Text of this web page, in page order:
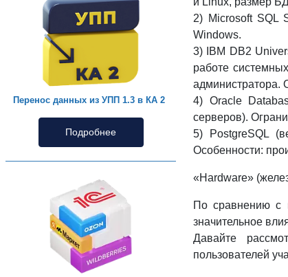
Перенос данных из УПП 1.3 в КА 2
Подробнее
2) Microsoft SQL
Windows.
3) IBM DB2
работе
администратора.
4) Oracle
серверов).
5) PostgreSQL
Особенности:
«Hardware»
По сравнению с
значительное
Давайте
пользователей